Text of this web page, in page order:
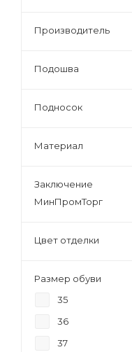
Производитель
Подошва
Подносок
Материал
Заключение
МинПромТорг
Цвет отделки
Размер обуви
35
36
37